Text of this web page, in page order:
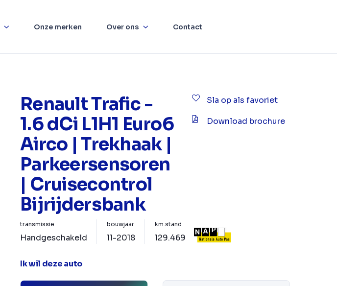
Onze merken Over ons Contact
Renault Trafic -
1.6 dCi L1H1 Euro6
Airco | Trekhaak |
Parkeersensoren
| Cruisecontrol
Bijrijdersbank
Sla op als favoriet
Download brochure
transmissie
Handgeschakeld
bouwjaar
11-2018
km.stand
129.469
Ik wil deze auto